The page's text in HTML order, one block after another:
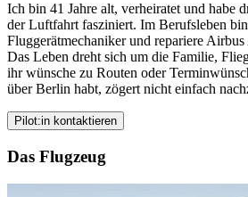
Ich bin 41 Jahre alt, verheiratet und habe
der Luftfahrt fasziniert. Im Berufsleben
Fluggerätmechaniker und repariere
Das Leben dreht sich um die Familie,
ihr wünsche zu Routen oder
über Berlin habt, zögert nicht einfach
Pilot:in kontaktieren
Das Flugzeug